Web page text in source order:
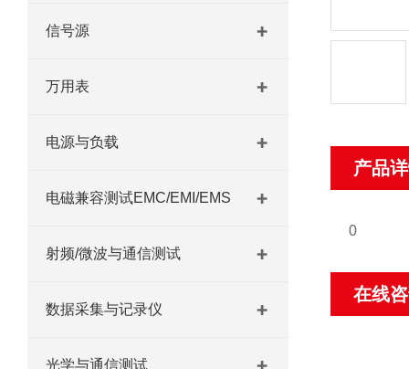
信号源
万用表
电源与负载
电磁兼容测试EMC/EMI/EMS
射频/微波与通信测试
数据采集与记录仪
光学与通信测试
产品
0
在线